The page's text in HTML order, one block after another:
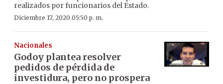
realizados por funcionarios del Estado.
Diciembre 17, 2020 05:50 p. m.
Nacionales
Godoy plantea resolver
pedidos de pérdida de
investidura, pero no prospera